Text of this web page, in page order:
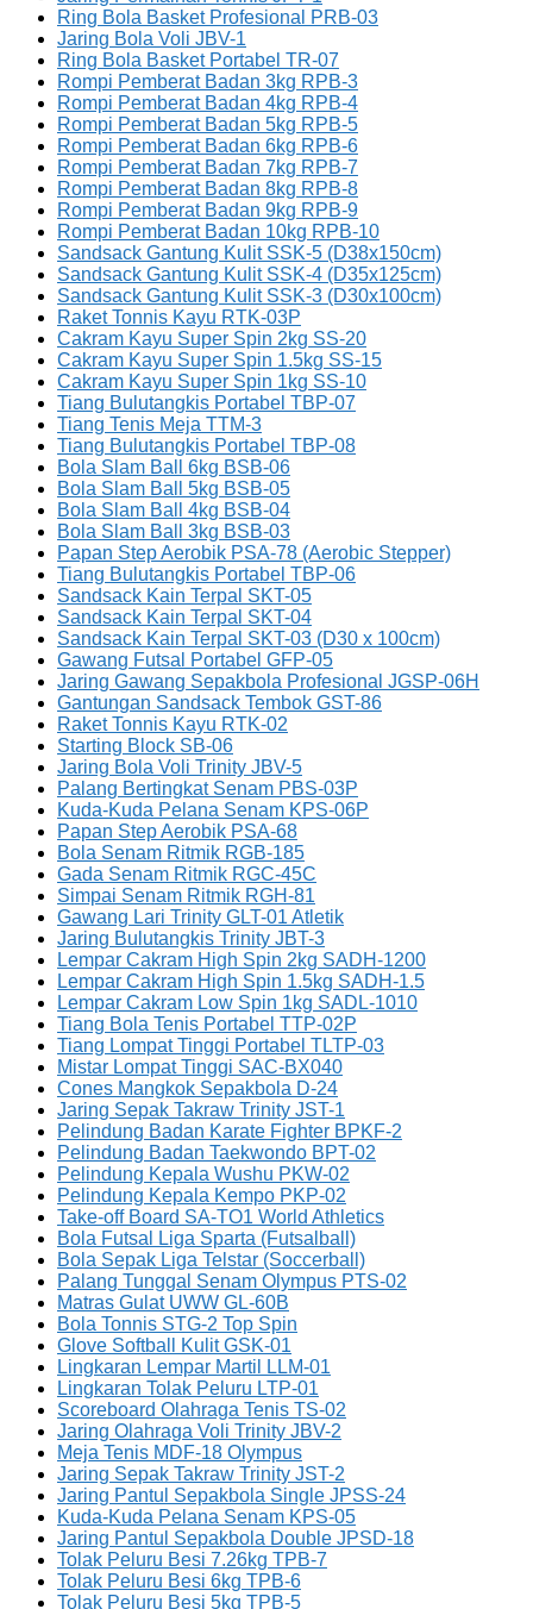
Ring Bola Basket Profesional PRB-03
Jaring Bola Voli JBV-1
Ring Bola Basket Portabel TR-07
Rompi Pemberat Badan 3kg RPB-3
Rompi Pemberat Badan 4kg RPB-4
Rompi Pemberat Badan 5kg RPB-5
Rompi Pemberat Badan 6kg RPB-6
Rompi Pemberat Badan 7kg RPB-7
Rompi Pemberat Badan 8kg RPB-8
Rompi Pemberat Badan 9kg RPB-9
Rompi Pemberat Badan 10kg RPB-10
Sandsack Gantung Kulit SSK-5 (D38x150cm)
Sandsack Gantung Kulit SSK-4 (D35x125cm)
Sandsack Gantung Kulit SSK-3 (D30x100cm)
Raket Tonnis Kayu RTK-03P
Cakram Kayu Super Spin 2kg SS-20
Cakram Kayu Super Spin 1.5kg SS-15
Cakram Kayu Super Spin 1kg SS-10
Tiang Bulutangkis Portabel TBP-07
Tiang Tenis Meja TTM-3
Tiang Bulutangkis Portabel TBP-08
Bola Slam Ball 6kg BSB-06
Bola Slam Ball 5kg BSB-05
Bola Slam Ball 4kg BSB-04
Bola Slam Ball 3kg BSB-03
Papan Step Aerobik PSA-78 (Aerobic Stepper)
Tiang Bulutangkis Portabel TBP-06
Sandsack Kain Terpal SKT-05
Sandsack Kain Terpal SKT-04
Sandsack Kain Terpal SKT-03 (D30 x 100cm)
Gawang Futsal Portabel GFP-05
Jaring Gawang Sepakbola Profesional JGSP-06H
Gantungan Sandsack Tembok GST-86
Raket Tonnis Kayu RTK-02
Starting Block SB-06
Jaring Bola Voli Trinity JBV-5
Palang Bertingkat Senam PBS-03P
Kuda-Kuda Pelana Senam KPS-06P
Papan Step Aerobik PSA-68
Bola Senam Ritmik RGB-185
Gada Senam Ritmik RGC-45C
Simpai Senam Ritmik RGH-81
Gawang Lari Trinity GLT-01 Atletik
Jaring Bulutangkis Trinity JBT-3
Lempar Cakram High Spin 2kg SADH-1200
Lempar Cakram High Spin 1.5kg SADH-1.5
Lempar Cakram Low Spin 1kg SADL-1010
Tiang Bola Tenis Portabel TTP-02P
Tiang Lompat Tinggi Portabel TLTP-03
Mistar Lompat Tinggi SAC-BX040
Cones Mangkok Sepakbola D-24
Jaring Sepak Takraw Trinity JST-1
Pelindung Badan Karate Fighter BPKF-2
Pelindung Badan Taekwondo BPT-02
Pelindung Kepala Wushu PKW-02
Pelindung Kepala Kempo PKP-02
Take-off Board SA-TO1 World Athletics
Bola Futsal Liga Sparta (Futsalball)
Bola Sepak Liga Telstar (Soccerball)
Palang Tunggal Senam Olympus PTS-02
Matras Gulat UWW GL-60B
Bola Tonnis STG-2 Top Spin
Glove Softball Kulit GSK-01
Lingkaran Lempar Martil LLM-01
Lingkaran Tolak Peluru LTP-01
Scoreboard Olahraga Tenis TS-02
Jaring Olahraga Voli Trinity JBV-2
Meja Tenis MDF-18 Olympus
Jaring Sepak Takraw Trinity JST-2
Jaring Pantul Sepakbola Single JPSS-24
Kuda-Kuda Pelana Senam KPS-05
Jaring Pantul Sepakbola Double JPSD-18
Tolak Peluru Besi 7.26kg TPB-7
Tolak Peluru Besi 6kg TPB-6
Tolak Peluru Besi 5kg TPB-5